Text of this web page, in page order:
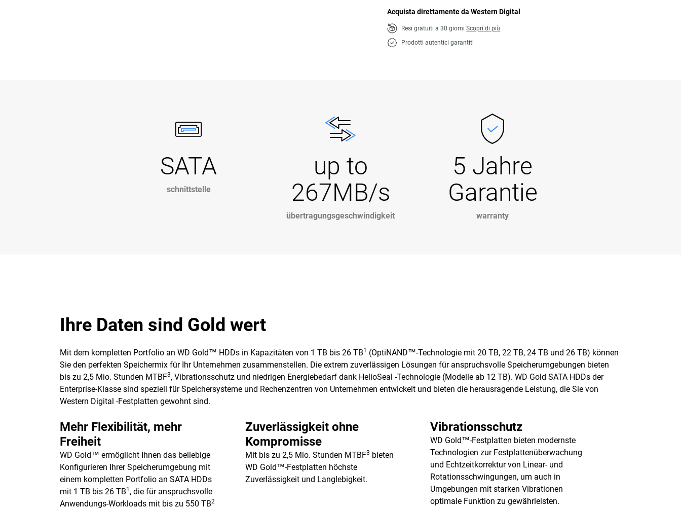
Acquista direttamente da Western Digital
Resi gratuiti a 30 giorniScopri di più
Prodotti autentici garantiti
SATA
schnittstelle
up to
267MB/s
übertragungsgeschwindigkeit
5 Jahre
Garantie
warranty
Ihre Daten sind Gold wert
Mit dem kompletten Portfolio an WD Gold™ HDDs in Kapazitäten von 1 TB bis 26 TB1
(OptiNAND™-Technologie mit 20 TB, 22 TB, 24 TB und 26 TB) können
Sie den perfekten Speichermix für Ihr Unternehmen zusammenstellen. Die extrem zuverlässigen Lösungen für anspruchsvolle Speicherumgebungen bieten
bis zu 2,5 Mio. Stunden MTBF3, Vibrationsschutz und niedrigen Energiebedarf dank HelioSeal -Technologie (Modelle ab 12 TB). WD Gold SATA HDDs der
Enterprise-Klasse sind speziell für Speichersysteme und Rechenzentren von Unternehmen entwickelt und bieten die herausragende Leistung, die Sie von
Western Digital -Festplatten gewohnt sind.
Mehr Flexibilität, mehr
Freiheit
WD Gold™ ermöglicht Ihnen das beliebige
Konfigurieren Ihrer Speicherumgebung mit
einem kompletten Portfolio an SATA HDDs
mit 1 TB bis 26 TB1 , die für anspruchsvolle
Anwendungs-Workloads mit bis zu 550 TB2
Zuverlässigkeit ohne
Kompromisse
Mit bis zu 2,5 Mio. Stunden MTBF3 bieten
WD Gold™-Festplatten höchste
Zuverlässigkeit und Langlebigkeit.
Vibrationsschutz
WD Gold™-Festplatten bieten modernste
Technologien zur Festplattenüberwachung
und Echtzeitkorrektur von Linear- und
Rotationsschwingungen, um auch in
Umgebungen mit starken Vibrationen
optimale Funktion zu gewährleisten.